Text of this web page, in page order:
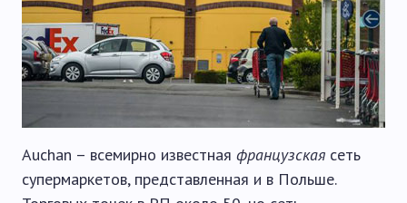
Auchan – всемирно известная французская сеть
супермаркетов, представленная и в Польше.